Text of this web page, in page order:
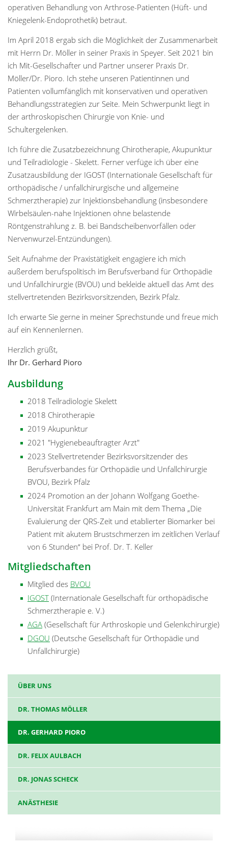
operativen Behandlung von Arthrose-Patienten (Hüft- und
Kniegelenk-Endoprothetik) betraut.
Im April 2018 ergab sich die Möglichkeit der Zusammenarbeit
mit Herrn Dr. Möller in seiner Praxis in Speyer. Seit 2021 bin
ich Mit-Gesellschafter und Partner unserer Praxis Dr.
Möller/Dr. Pioro. Ich stehe unseren Patientinnen und
Patienten vollumfänglich mit konservativen und operativen
Behandlungsstrategien zur Seite. Mein Schwerpunkt liegt in
der arthroskopischen Chirurgie von Knie- und
Schultergelenken.
Ich führe die Zusatzbezeichnung Chirotherapie, Akupunktur
und Teilradiologie - Skelett. Ferner verfüge ich über eine
Zusatzausbildung der IGOST (Internationale Gesellschaft für
orthopädische / unfallchirurgische und allgemeine
Schmerztherapie) zur Injektionsbehandlung (insbesondere
Wirbelsäulen-nahe Injektionen ohne belastende
Röntgenstrahlung z. B. bei Bandscheibenvorfällen oder
Nervenwurzel-Entzündungen).
Seit Aufnahme der Praxistätigkeit engagiere ich mich
außerdem berufspolitisch im Berufsverband für Orthopädie
und Unfallchirurgie (BVOU) und bekleide aktuell das Amt des
stellvertretenden Bezirksvorsitzenden, Bezirk Pfalz.
Ich erwarte Sie gerne in meiner Sprechstunde und freue mich
auf ein Kennenlernen.
Herzlich grüßt,
Ihr Dr. Gerhard Pioro
Ausbildung
2018 Teilradiologie Skelett
2018 Chirotherapie
2019 Akupunktur
2021 "Hygienebeauftragter Arzt"
2023 Stellvertretender Bezirksvorsitzender des
Berufsverbandes für Orthopädie und Unfallchirurgie
BVOU, Bezirk Pfalz
2024 Promotion an der Johann Wolfgang Goethe-
Universität Frankfurt am Main mit dem Thema „Die
Evaluierung der QRS-Zeit und etablierter Biomarker bei
Patient mit akutem Brustschmerzen im zeitlichen Verlauf
von 6 Stunden“ bei Prof. Dr. T. Keller
Mitgliedschaften
Mitglied des BVOU
IGOST (Internationale Gesellschaft für orthopädische
Schmerztherapie e. V.)
AGA (Gesellschaft für Arthroskopie und Gelenkchirurgie)
DGOU (Deutsche Gesellschaft für Orthopädie und
Unfallchirurgie)
ÜBER UNS
DR. THOMAS MÖLLER
DR. GERHARD PIORO
DR. FELIX AULBACH
DR. JONAS SCHECK
ANÄSTHESIE